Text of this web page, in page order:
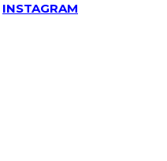
INSTAGRAM